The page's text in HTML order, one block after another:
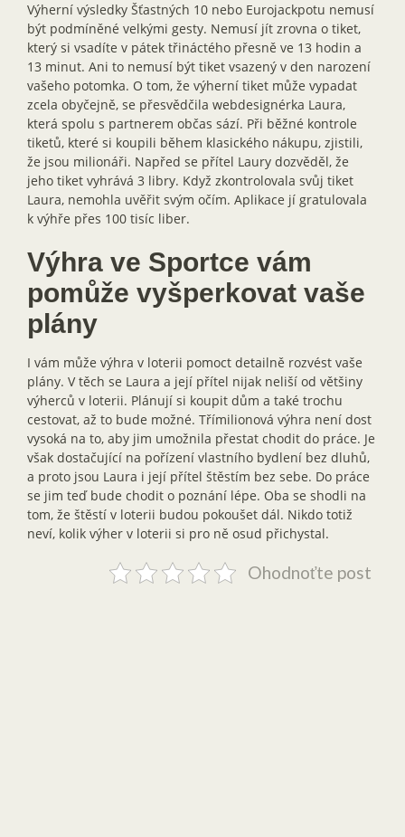
Výherní výsledky Šťastných 10 nebo Eurojackpotu nemusí
být podmíněné velkými gesty. Nemusí jít zrovna o tiket,
který si vsadíte v pátek třináctého přesně ve 13 hodin a
13 minut. Ani to nemusí být tiket vsazený v den narození
vašeho potomka. O tom, že výherní tiket může vypadat
zcela obyčejně, se přesvědčila webdesignérka Laura,
která spolu s partnerem občas sází. Při běžné kontrole
tiketů, které si koupili během klasického nákupu, zjistili,
že jsou milionáři. Napřed se přítel Laury dozvěděl, že
jeho tiket vyhrává 3 libry. Když zkontrolovala svůj tiket
Laura, nemohla uvěřit svým očím. Aplikace jí gratulovala
k výhře přes 100 tisíc liber.
Výhra ve Sportce vám
pomůže vyšperkovat vaše
plány
I vám může výhra v loterii pomoct detailně rozvést vaše
plány. V těch se Laura a její přítel nijak neliší od většiny
výherců v loterii. Plánují si koupit dům a také trochu
cestovat, až to bude možné. Třímilionová výhra není dost
vysoká na to, aby jim umožnila přestat chodit do práce. Je
však dostačující na pořízení vlastního bydlení bez dluhů,
a proto jsou Laura i její přítel štěstím bez sebe. Do práce
se jim teď bude chodit o poznání lépe. Oba se shodli na
tom, že štěstí v loterii budou pokoušet dál. Nikdo totiž
neví, kolik výher v loterii si pro ně osud přichystal.
Ohodnoťte post